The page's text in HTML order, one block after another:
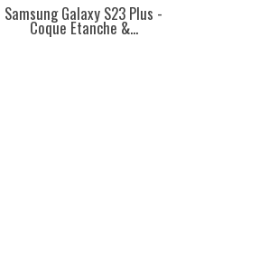
Samsung Galaxy S23 Plus -
Coque Etanche &...